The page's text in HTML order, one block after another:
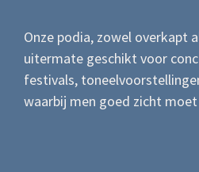
Onze podia, zowel overkapt
uitermate geschikt voor
festivals,
waarbij men goed zicht moet